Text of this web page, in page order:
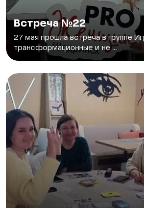
Встреча №22
27 мая прошла встреча в группе
трансформационные и не ...